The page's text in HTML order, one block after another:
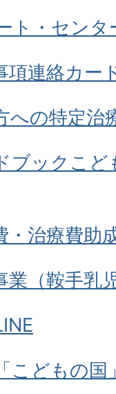
ト・センタ
項連絡カー
への特定治
ブックこ
・治療費助
業（鞍手乳
こどもの国